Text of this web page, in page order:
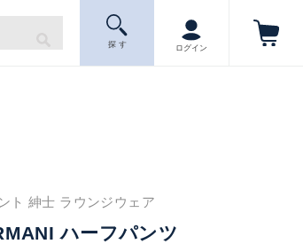
探 す ログイン
ト 紳士 ラウンジウェア
ハーフパンツ